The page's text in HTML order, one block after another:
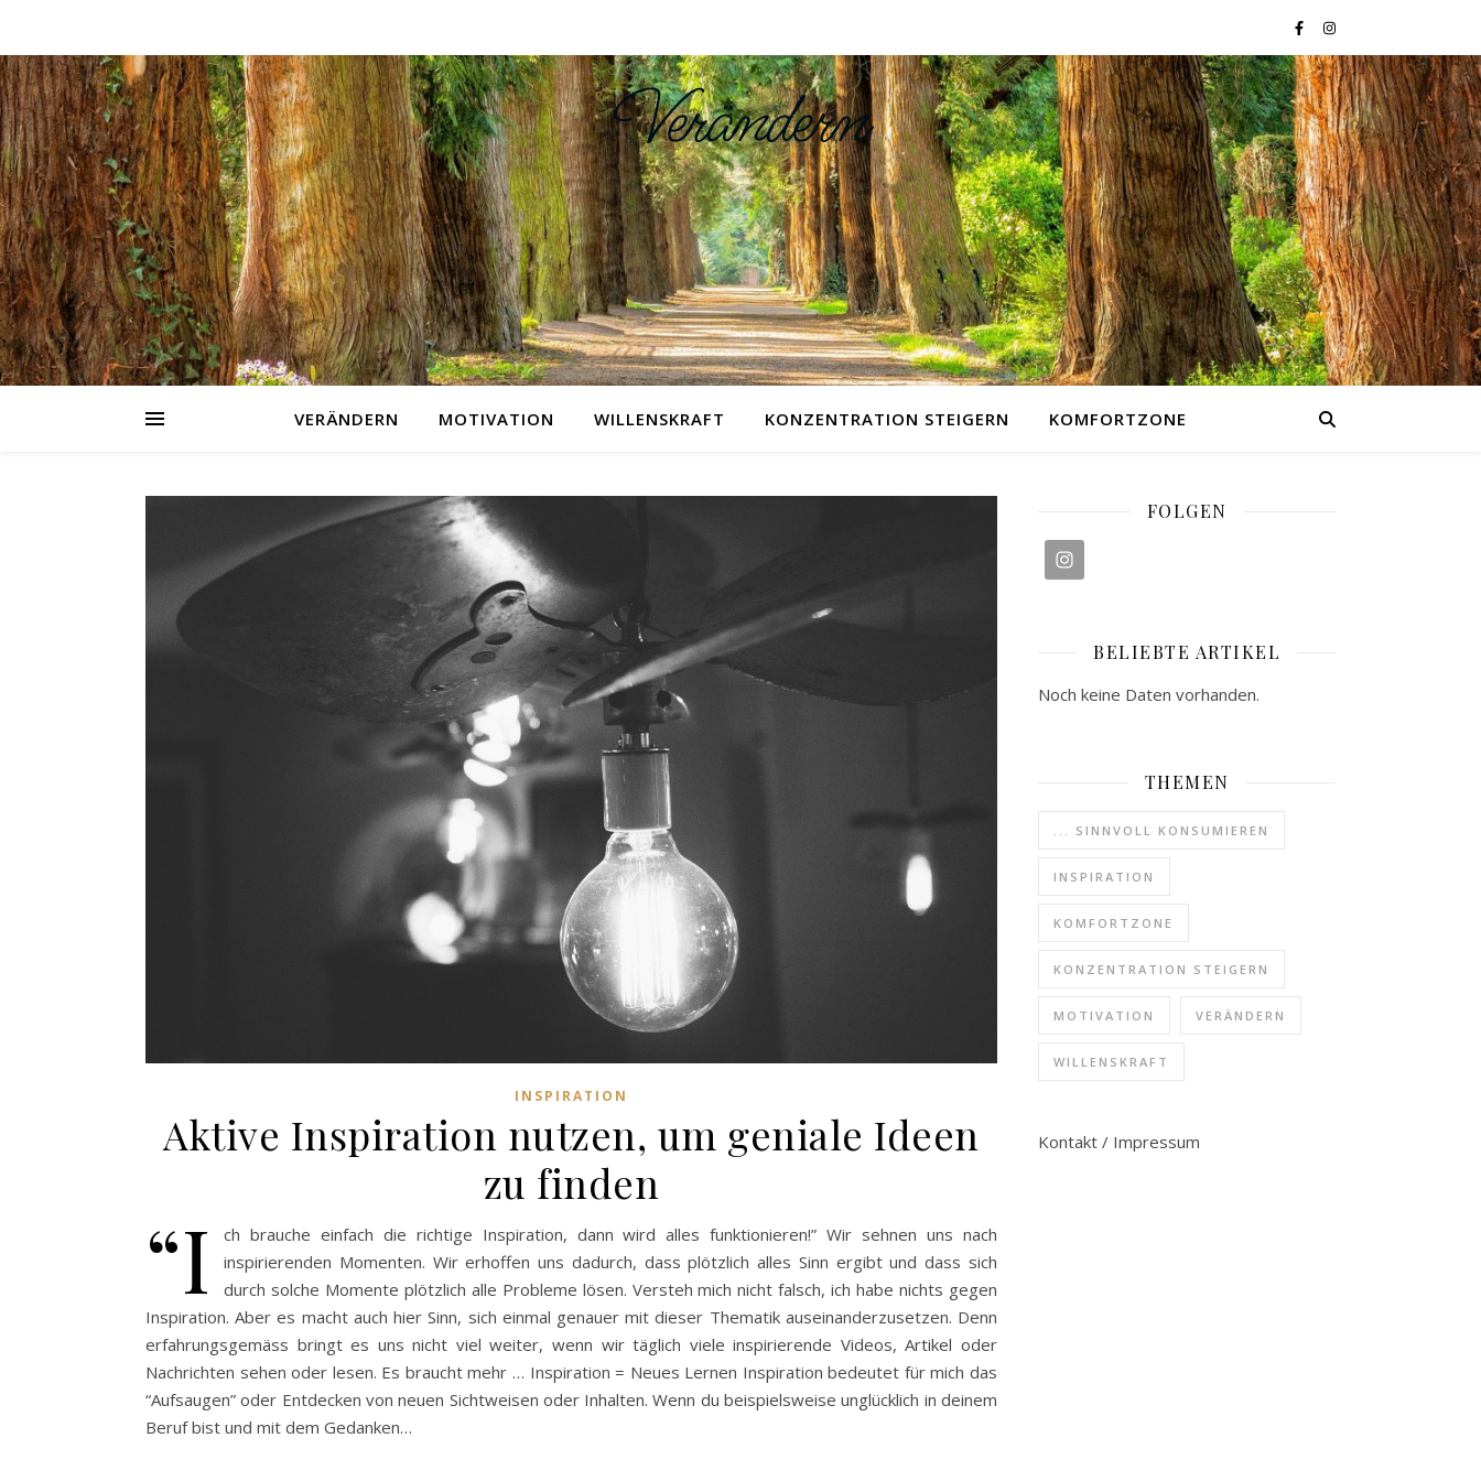
Verändern
VERÄNDERN MOTIVATION WILLENSKRAFT KONZENTRATION STEIGERN KOMFORTZONE
INSPIRATION
Aktive Inspiration nutzen, um geniale Ideen
zu finden
“I
ch brauche einfach die richtige Inspiration, dann wird alles funktionieren!” Wir sehnen uns nach
inspirierenden Momenten. Wir erhoffen uns dadurch, dass plötzlich alles Sinn ergibt und dass sich
durch solche Momente plötzlich alle Probleme lösen. Versteh mich nicht falsch, ich habe nichts gegen
Inspiration. Aber es macht auch hier Sinn, sich einmal genauer mit dieser Thematik auseinanderzusetzen. Denn
erfahrungsgemäss bringt es uns nicht viel weiter, wenn wir täglich viele inspirierende Videos, Artikel oder
Nachrichten sehen oder lesen. Es braucht mehr … Inspiration = Neues Lernen Inspiration bedeutet für mich das
“Aufsaugen” oder Entdecken von neuen Sichtweisen oder Inhalten. Wenn du beispielsweise unglücklich in deinem
Beruf bist und mit dem Gedanken…
FOLGEN
BELIEBTE ARTIKEL
Noch keine Daten vorhanden.
THEMEN
... SINNVOLL KONSUMIEREN
INSPIRATION
KOMFORTZONE
KONZENTRATION STEIGERN
MOTIVATION VERÄNDERN
WILLENSKRAFT
Kontakt / Impressum